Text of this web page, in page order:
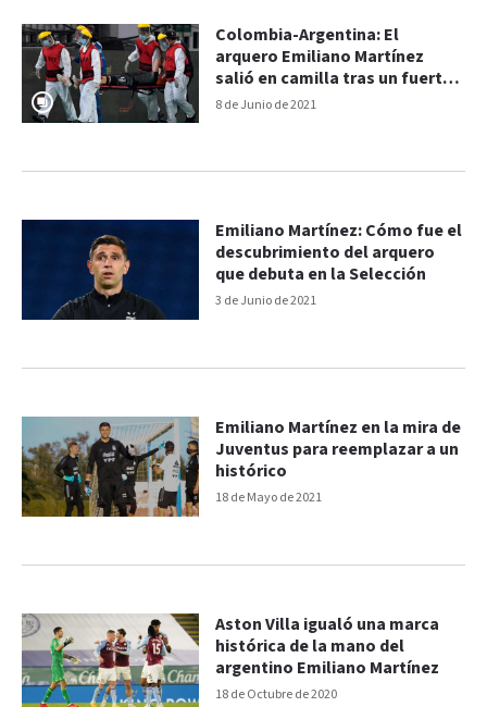
8 de Junio de 2021
Colombia-Argentina: El
arquero Emiliano Martínez
salió en camilla tras un fuerte
golpe
3 de Junio de 2021
Emiliano Martínez: Cómo fue el
descubrimiento del arquero
que debuta en la Selección
18 de Mayo de 2021
Emiliano Martínez en la mira de
Juventus para reemplazar a un
histórico
18 de Octubre de 2020
Aston Villa igualó una marca
histórica de la mano del
argentino Emiliano Martínez